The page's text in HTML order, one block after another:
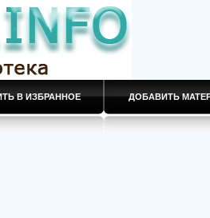
В ИЗБРАННОЕ ДОБАВИТЬ